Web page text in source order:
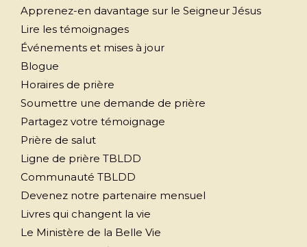
Apprenez-en davantage sur le Seigneur Jésus
Lire les témoignages
Événements et mises à jour
Blogue
Horaires de prière
Soumettre une demande de prière
Partagez votre témoignage
Prière de salut
Ligne de prière TBLDD
Communauté TBLDD
Devenez notre partenaire mensuel
Livres qui changent la vie
Le Ministère de la Belle Vie